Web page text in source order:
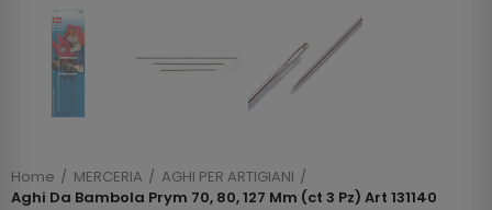
Home MERCERIA
AGHI PER ARTIGIANI
Aghi Da Bambola Prym 70, 80, 127 Mm (ct 3 Pz) Art 131140